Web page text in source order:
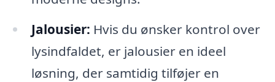
Jalousier: Hvis du ønsker kontrol over
lysindfaldet, er jalousier en ideel
løsning, der samtidig tilføjer en